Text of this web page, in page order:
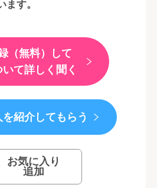
ます。
（無料）して
て詳しく聞く
紹介してもらう
お気に入り
追加